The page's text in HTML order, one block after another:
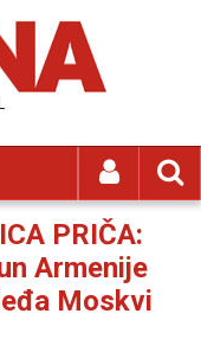
PRIČA:
Armenije
Moskvi